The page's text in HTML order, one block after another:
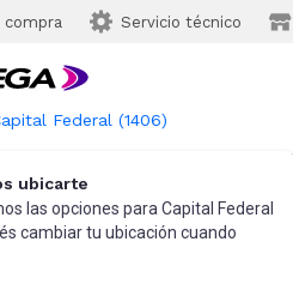
compra Servicio técnico
Federal (1406)
ubicarte
las opciones para Capital Federal
cambiar tu ubicación cuando
Más Vendidos
Accesorios de Informática